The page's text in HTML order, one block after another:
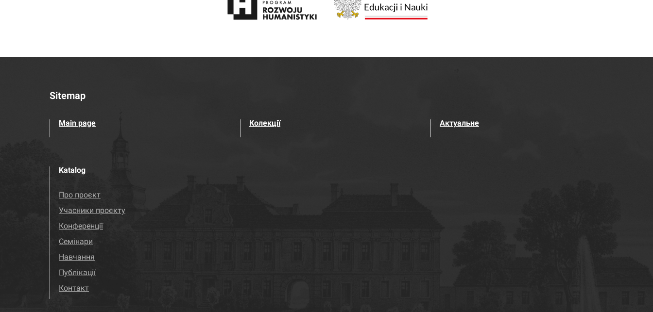
Sitemap
Main page Колекції Актуальне
Katalog
Про проєкт
Учасники проєкту
Конференції
Семінари
Навчання
Публікації
Контакт